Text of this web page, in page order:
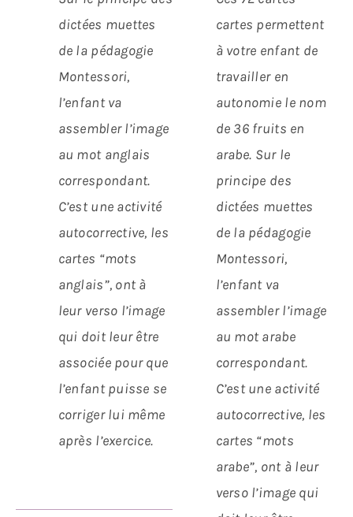
dictées muettes
de la pédagogie
Montessori,
l’enfant va
assembler l’image
au mot anglais
correspondant.
C’est une activité
autocorrective, les
cartes “mots
anglais”, ont à
leur verso l’image
qui doit leur être
associée pour que
l’enfant puisse se
corriger lui même
après l’exercice.
cartes permettent
à votre enfant de
travailler en
autonomie le nom
de 36 fruits en
arabe. Sur le
principe des
dictées muettes
de la pédagogie
Montessori,
l’enfant va
assembler l’image
au mot arabe
correspondant.
C’est une activité
autocorrective, les
cartes “mots
arabe”, ont à leur
verso l’image qui